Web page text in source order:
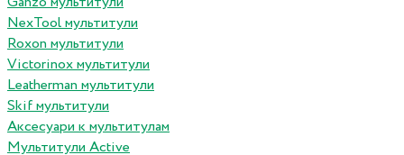
NexTool мультитули
Roxon мультитули
Victorinox мультитули
Leatherman мультитули
Skif мультитули
Аксесуари к мультитулам
Мультитули Active